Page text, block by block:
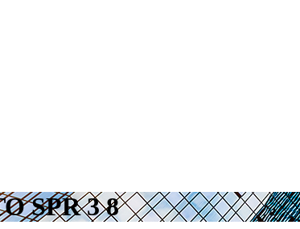
SPR 3 8